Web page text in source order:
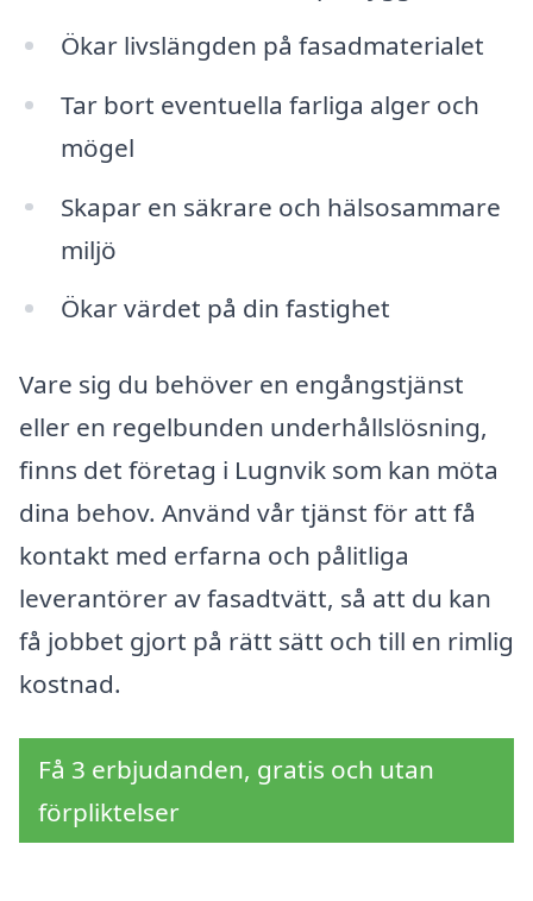
Ökar livslängden på fasadmaterialet
Tar bort eventuella farliga alger och
mögel
Skapar en säkrare och hälsosammare
miljö
Ökar värdet på din fastighet
Vare sig du behöver en engångstjänst
eller en regelbunden underhållslösning,
finns det företag i Lugnvik som kan möta
dina behov. Använd vår tjänst för att få
kontakt med erfarna och pålitliga
leverantörer av fasadtvätt, så att du kan
få jobbet gjort på rätt sätt och till en rimlig
kostnad.
Få 3 erbjudanden, gratis och utan
förpliktelser